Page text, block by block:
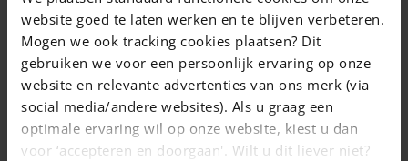
website goed te laten werken en te blijven verbeteren.
Mogen we ook tracking cookies plaatsen? Dit
gebruiken we voor een persoonlijk ervaring op onze
website en relevante advertenties van ons merk (via
social media/andere websites). Als u graag een
optimale ervaring wil op onze website, kiest u dan
voor ‘accepteren en doorgaan'. Wilt u dit liever niet?
2 min. leestijd
We krijgen regelmatig complimenten over onzebestelhulpdat
het zo’n handig instrument is om te berekenen wat je precies
nodig hebt aan hekwerk, palen en andere materialen. Toch
willen mensen ook graag weten welke richtlijnen daar nu
eigenlijk voor gehanteerd worden. Gewoon uit interesse, of